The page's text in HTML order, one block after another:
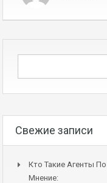
Свежие записи
Кто Такие Агенты
Мнение: